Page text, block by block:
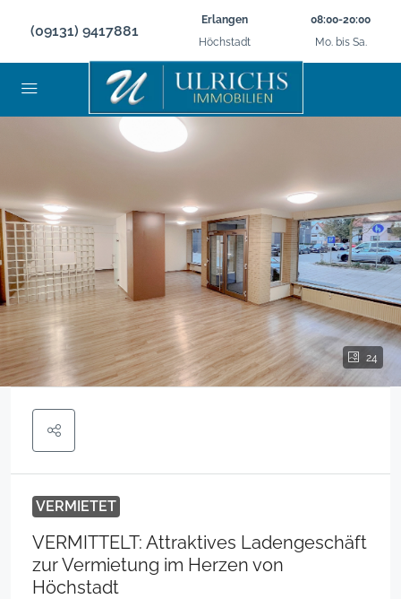
(09131) 9417881
Erlangen
Höchstadt
08:00-20:00
Mo. bis Sa.
24
VERMIETET
VERMITTELT: Attraktives Ladengeschäft
zur Vermietung im Herzen von
Höchstadt